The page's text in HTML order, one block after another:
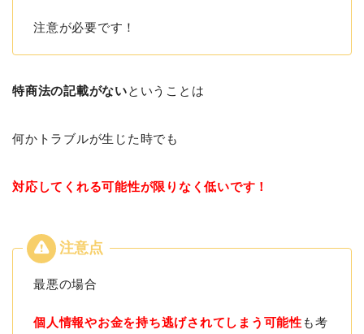
注意が必要です！
特商法の記載がないということは
何かトラブルが生じた時でも
対応してくれる可能性が限りなく低いです！
最悪の場合
個人情報やお金を持ち逃げされてしまう可能性 も考